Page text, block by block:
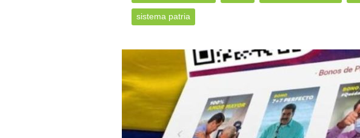
sistema patria